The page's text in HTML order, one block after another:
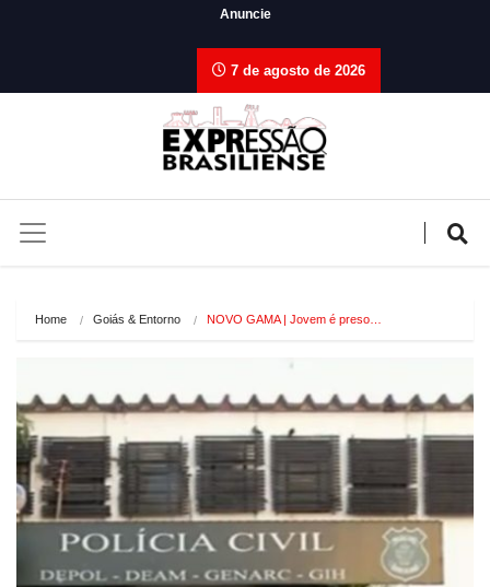
Anuncie
7 de agosto de 2026
Home Goiás & Entorno NOVO GAMA | Jovem é preso…